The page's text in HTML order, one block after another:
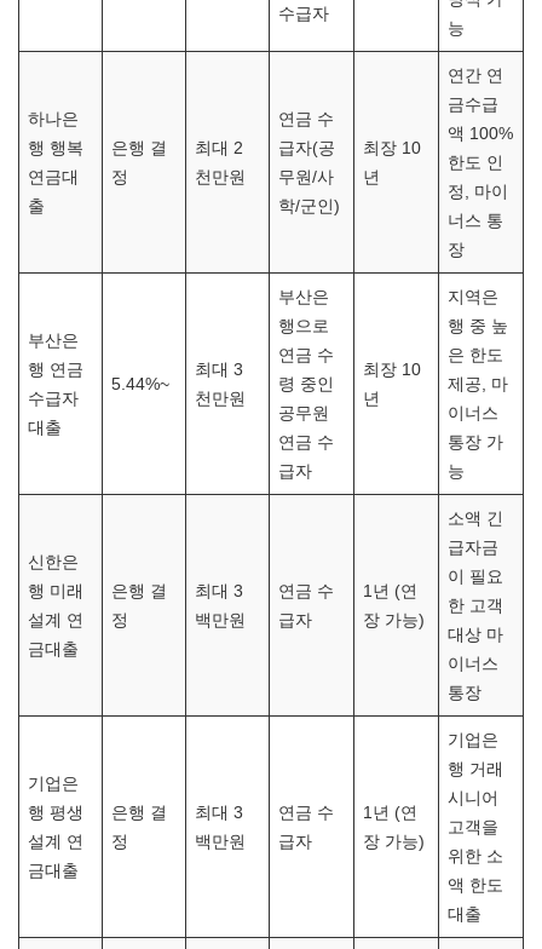
수급자
능
하나은
행 행복
연금대
출
은행 결
정
최대 2
천만원
연금 수
급자(공
무원/사
학/군인)
최장 10
년
연간 연
금수급
액 100%
한도 인
정, 마이
너스 통
장
부산은
행 연금
수급자
대출
5.44%~
최대 3
천만원
부산은
행으로
연금 수
령 중인
공무원
연금 수
급자
최장 10
년
지역은
행 중 높
은 한도
제공, 마
이너스
통장 가
능
신한은
행 미래
설계 연
금대출
은행 결
정
최대 3
백만원
연금 수
급자
1년 (연
장 가능)
소액 긴
급자금
이 필요
한 고객
대상 마
이너스
통장
기업은
행 평생
설계 연
금대출
은행 결
정
최대 3
백만원
연금 수
급자
1년 (연
장 가능)
기업은
행 거래
시니어
고객을
위한 소
액 한도
대출